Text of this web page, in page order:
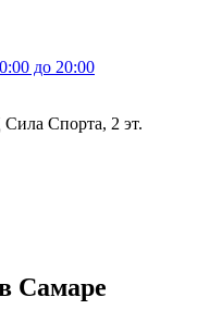
до 20:00
Спорта, 2 эт.
Самаре